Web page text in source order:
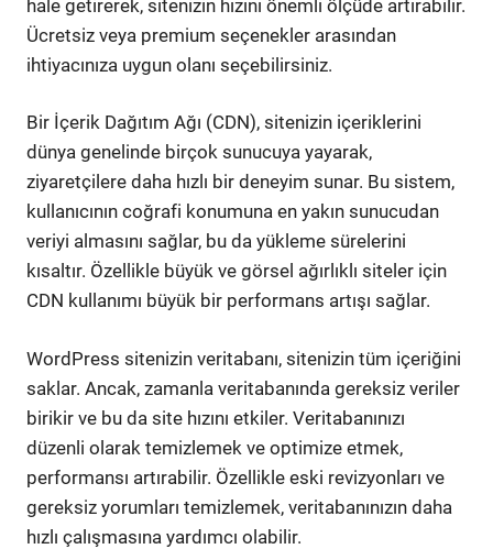
hale getirerek, sitenizin hızını önemli ölçüde artırabilir.
Ücretsiz veya premium seçenekler arasından
ihtiyacınıza uygun olanı seçebilirsiniz.
Bir İçerik Dağıtım Ağı (CDN), sitenizin içeriklerini
dünya genelinde birçok sunucuya yayarak,
ziyaretçilere daha hızlı bir deneyim sunar. Bu sistem,
kullanıcının coğrafi konumuna en yakın sunucudan
veriyi almasını sağlar, bu da yükleme sürelerini
kısaltır. Özellikle büyük ve görsel ağırlıklı siteler için
CDN kullanımı büyük bir performans artışı sağlar.
WordPress sitenizin veritabanı, sitenizin tüm içeriğini
saklar. Ancak, zamanla veritabanında gereksiz veriler
birikir ve bu da site hızını etkiler. Veritabanınızı
düzenli olarak temizlemek ve optimize etmek,
performansı artırabilir. Özellikle eski revizyonları ve
gereksiz yorumları temizlemek, veritabanınızın daha
hızlı çalışmasına yardımcı olabilir.